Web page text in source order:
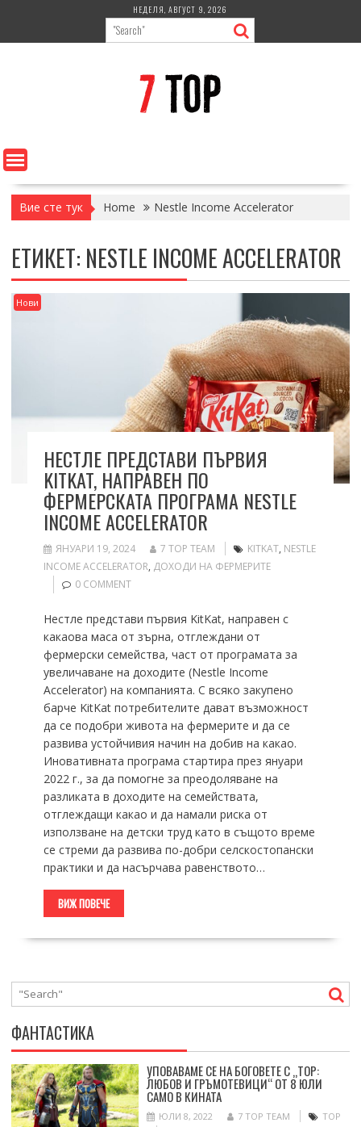
content
НЕДЕЛЯ, АВГУСТ 9, 2026
Вие сте тук Home Nestle Income Accelerator
ЕТИКЕТ: NESTLE INCOME ACCELERATOR
Нови
НЕСТЛЕ ПРЕДСТАВИ ПЪРВИЯ
KITKAT, НАПРАВЕН ПО
ФЕРМЕРСКАТА ПРОГРАМА NESTLE
INCOME ACCELERATOR
ЯНУАРИ 19, 2024 7 TOP TEAM KITKAT, NESTLE
INCOME ACCELERATOR, ДОХОДИ НА ФЕРМЕРИТЕ
0 COMMENT
Нестле представи първия KitKat, направен с
какаова маса от зърна, отглеждани от
фермерски семейства, част от програмата за
увеличаване на доходите (Nestle Income
Accelerator) на компанията. С всяко закупено
барче KitKat потребителите дават възможност
да се подобри живота на фермерите и да се
развива устойчивия начин на добив на какао.
Иновативната програма стартира през януари
2022 г., за да помогне за преодоляване на
разликата в доходите на семействата,
отглеждащи какао и да намали риска от
използване на детски труд като в същото време
се стреми да развива по-добри селскостопански
практики и да насърчава равенството…
ВИЖ ПОВЕЧЕ
ФАНТАСТИКА
УПОВАВАМЕ СЕ НА БОГОВЕТЕ С „ТОР:
ЛЮБОВ И ГРЪМОТЕВИЦИ“ ОТ 8 ЮЛИ
САМО В КИНАТА
ЮЛИ 8, 2022 7 TOP TEAM
ТОР